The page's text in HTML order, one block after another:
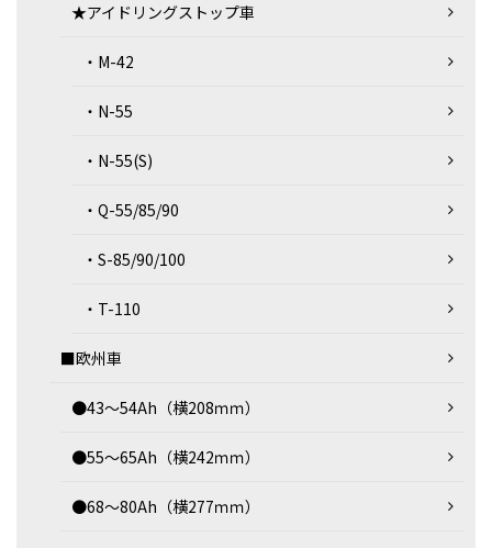
★アイドリングストップ車
・M-42
・N-55
・N-55(S)
・Q-55/85/90
・S-85/90/100
・T-110
■欧州車
●43～54Ah（横208ｍｍ）
●55～65Ah（横242ｍｍ）
●68～80Ah（横277ｍｍ）